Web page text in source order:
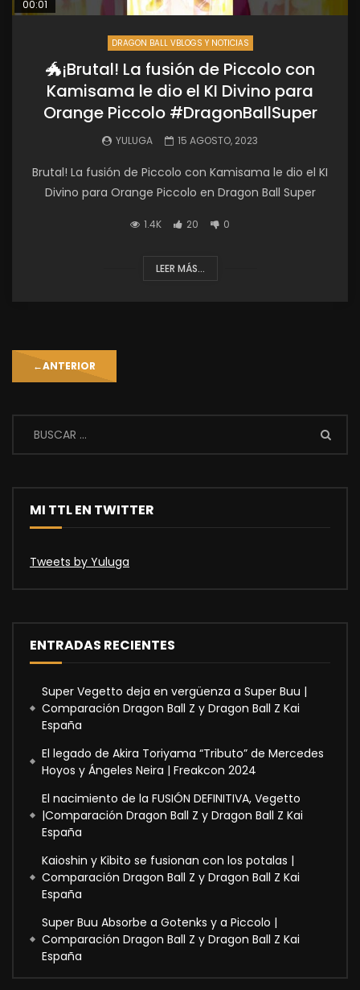
00:01
DRAGON BALL VBLOGS Y NOTICIAS
🐲¡Brutal! La fusión de Piccolo con
Kamisama le dio el KI Divino para
Orange Piccolo #DragonBallSuper
YULUGA 15 AGOSTO, 2023
Brutal! La fusión de Piccolo con Kamisama le dio el KI
Divino para Orange Piccolo en Dragon Ball Super
1.4K 20 0
LEER MÁS...
←ANTERIOR
MI TTL EN TWITTER
Tweets by Yuluga
ENTRADAS RECIENTES
Super Vegetto deja en vergüenza a Super Buu |
Comparación Dragon Ball Z y Dragon Ball Z Kai
España
El legado de Akira Toriyama “Tributo” de Mercedes
Hoyos y Ángeles Neira | Freakcon 2024
El nacimiento de la FUSIÓN DEFINITIVA, Vegetto
|Comparación Dragon Ball Z y Dragon Ball Z Kai
España
Kaioshin y Kibito se fusionan con los potalas |
Comparación Dragon Ball Z y Dragon Ball Z Kai
España
Super Buu Absorbe a Gotenks y a Piccolo |
Comparación Dragon Ball Z y Dragon Ball Z Kai
España